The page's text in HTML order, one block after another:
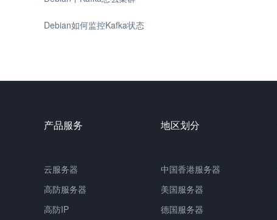
Debian如何监控Kafka状态
产品服务
云服务器
高防服务器
高防IP
地区划分
中国香港服务器
美国服务器
德国服务器